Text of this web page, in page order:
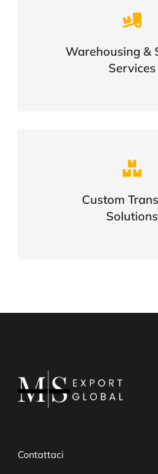
Warehousing &
Services
Careful storage of
VIEW DETAILS
Custom
Solutions
Complex logistic
VIEW DETAILS
Contattaci